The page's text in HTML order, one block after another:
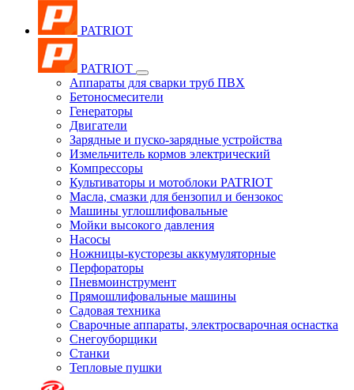
PATRIOT
PATRIOT
Аппараты для сварки труб ПВХ
Бетоносмесители
Генераторы
Двигатели
Зарядные и пуско-зарядные устройства
Измельчитель кормов электрический
Компрессоры
Культиваторы и мотоблоки PATRIOT
Масла, смазки для бензопил и бензокос
Машины углошлифовальные
Мойки высокого давления
Насосы
Ножницы-кусторезы аккумуляторные
Перфораторы
Пневмоинструмент
Прямошлифовальные машины
Садовая техника
Сварочные аппараты, электросварочная оснастка
Снегоуборщики
Станки
Тепловые пушки